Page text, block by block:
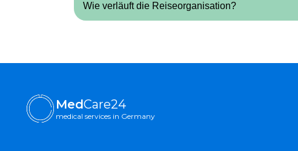
2.Lebenslauf und Motivationsschreiben
3.Reisepass und Visadokumente
Wie verläuft die Reiseorganisation?
MedCare24
medical services in Germany